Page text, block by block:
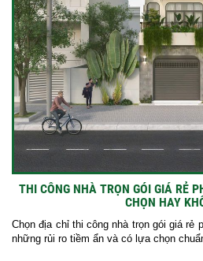
THI CÔNG NHÀ TRỌN GÓI GIÁ RẺ
CHỌN HAY
Chọn địa chỉ thi công nhà trọn gói giá
những rủi ro tiềm ẩn và có lựa chọn